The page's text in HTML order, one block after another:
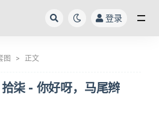
登录
图 正文
柒 - 你好呀，马尾辫